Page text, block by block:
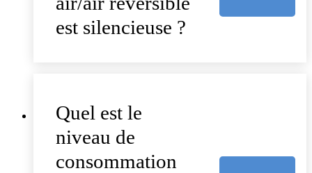
est silencieuse ?
Quel est le
niveau de
consommation